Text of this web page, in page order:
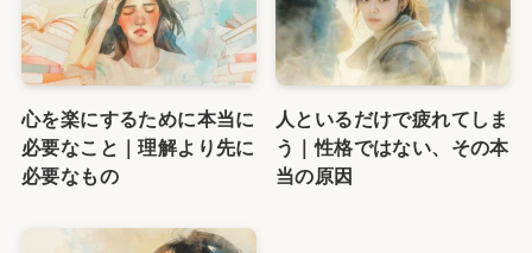
心を楽にするために本当に
必要なこと｜理解より先に
必要なもの
人といるだけで疲れてしま
う｜性格ではない、その本
当の原因